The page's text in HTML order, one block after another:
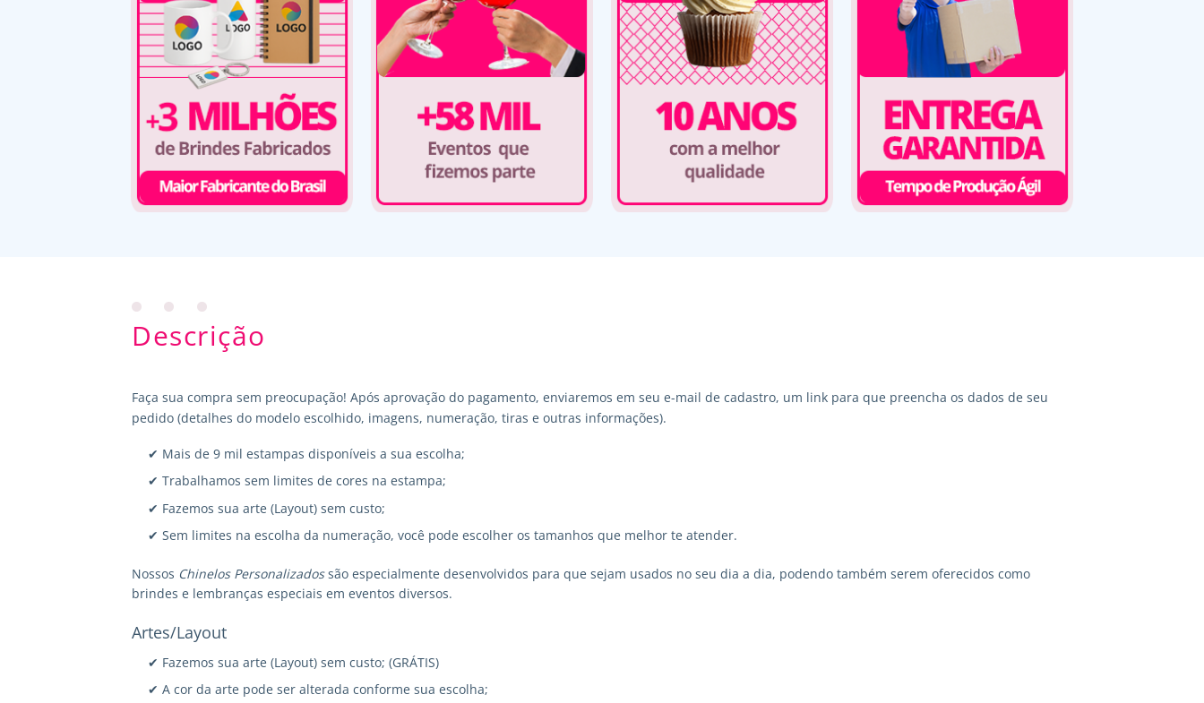
Descrição
Faça sua compra sem preocupação! Após aprovação do pagamento, enviaremos em seu e-mail de cadastro, um link para que preencha os dados de seu
pedido (detalhes do modelo escolhido, imagens, numeração, tiras e outras informações).
✔ Mais de 9 mil estampas disponíveis a sua escolha;
✔ Trabalhamos sem limites de cores na estampa;
✔ Fazemos sua arte (Layout) sem custo;
✔ Sem limites na escolha da numeração, você pode escolher os tamanhos que melhor te atender.
Nossos Chinelos Personalizadossão especialmente desenvolvidos para que sejam usados no seu dia a dia, podendo também serem oferecidos como
brindes e lembranças especiais em eventos diversos.
Artes/Layout
✔ Fazemos sua arte (Layout) sem custo; (GRÁTIS)
✔ A cor da arte pode ser alterada conforme sua escolha;